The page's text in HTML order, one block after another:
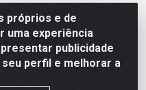
próprios e de
uma experiência
publicidade
perfil e melhorar a
de Souza Leite, 265 -
AL - CEP 57.442-000 -
0001-06